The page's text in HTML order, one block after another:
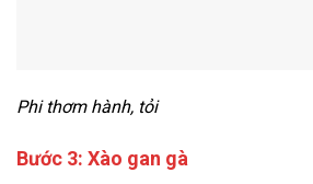
Phi thơm hành, tỏi
Bước 3: Xào gan gà